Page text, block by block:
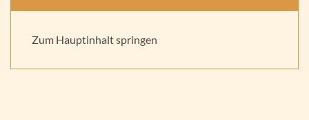
Zum Hauptinhalt springen
Praxis für Kinder und Jugendpsychotherapie -
Aktuelles